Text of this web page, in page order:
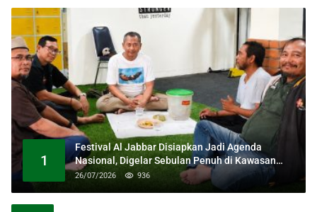
1
Festival Al Jabbar Disiapkan Jadi Agenda
Nasional, Digelar Sebulan Penuh di Kawasan
Masjid Raya Al Jabbar
26/07/2026 936